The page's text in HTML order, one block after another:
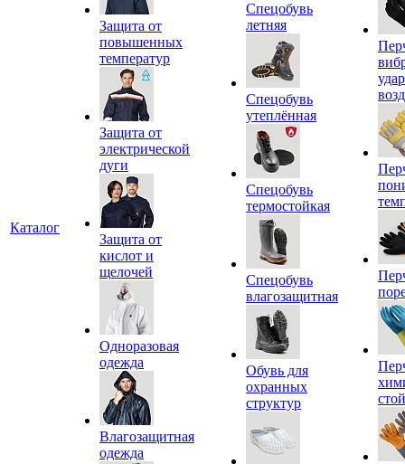
Каталог
Защита от
повышенных
температур
Защита от
электрической
дуги
Защита от
кислот и
щелочей
Одноразовая
одежда
Влагозащитная
одежда
Спецобувь
летняя
Спецобувь
утеплённая
Спецобувь
термостойкая
Спецобувь
влагозащитная
Обувь для
охранных
структур